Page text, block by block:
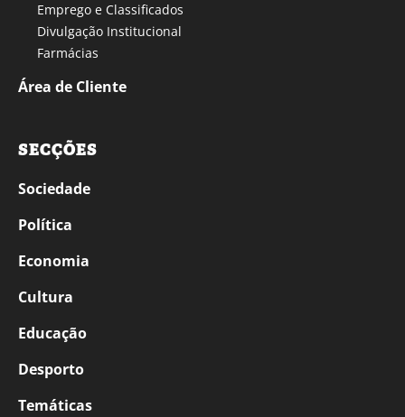
Emprego e Classificados
Divulgação Institucional
Farmácias
Área de Cliente
SECÇÕES
Sociedade
Política
Economia
Cultura
Educação
Desporto
Temáticas